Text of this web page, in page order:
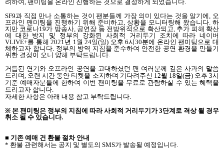
려하여, 팬미팅을 온라인 진행하는 것으로 결정하게 되었습니다.
SF9과 직접 만나 소통하는 것이 팬분들께 가장 의미 있다는 것을 알기에, 오
프라인 팬미팅을 진행하기 위해 준비하고, 상황을 모니터링해 왔습니다. 하
지만 코로나19가 방송사, 공연장 등 전방위적으로 확산되고, 추가 피해 확산
에 대한 방지 및 정부의 강화된 사회적 거리두기 조치에 따라 네이버
VLIVE+를 통해 2021년 1월 24일(일) 오후 6시30분에 온라인 팬미팅으로 대
체하고자 합니다. 정부의 방역 지침을 준수하여 안전한 공연 환경을 만들기
위한 결정이 오니 양해 부탁드립니다.
거듭된 연기와 오프라인 공연을 고대하셨던 팬 여러분께 깊은 사과의 말씀
드리며, 오랜 시간 동안 티켓을 소지하며 기다려주신 12월 18일(금) 오후 3시
기준 예매자분들에 한하여 이번 팬미팅을 무료로 관람하실 수 있는 혜택을
드리고자 합니다.
자세한 사항은 아래 내용 참고 부탁드립니다.
※ 본 팬미팅은 정부의 지침에 따라 사회적 거리두기가3단계로 격상 될 경우
취소 될 수 있습니다.
■ 기존 예매 건 환불 절차 안내
* 환불 관련해서는 공지 및 별도의 SMS가 발송될 예정입니다.